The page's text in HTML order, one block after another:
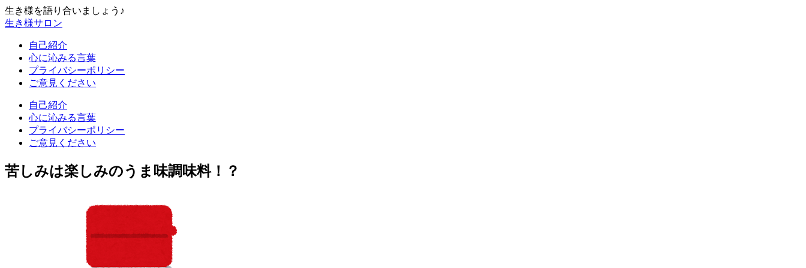
生き様を語り合いましょう♪
生き様サロン
自己紹介
心に沁みる言葉
プライバシーポリシー
ご意見ください
自己紹介
心に沁みる言葉
プライバシーポリシー
ご意見ください
苦しみは楽しみのうま味調味料！？